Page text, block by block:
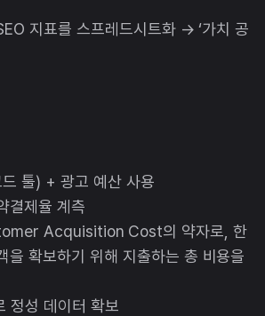
지표를 스프레드시트화 → ‘가치 공
툴) + 광고 예산 사용
결제율 계측
Acquisition Cost의 약자로, 한
을 확보하기 위해 지출하는 총 비용을
정성 데이터 확보